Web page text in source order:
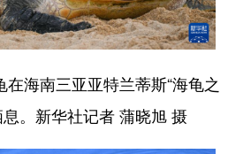
海南三亚亚特兰蒂斯“海龟之
息。新华社记者 蒲晓旭 摄